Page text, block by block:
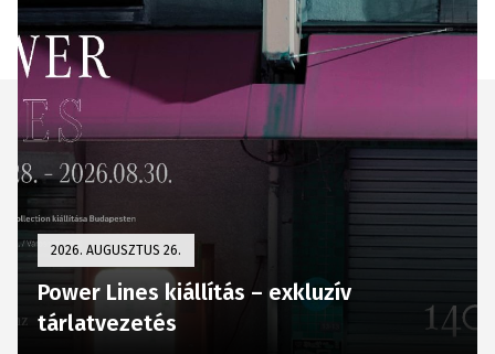
2026. AUGUSZTUS 26.
Power Lines kiállítás – exkluzív
tárlatvezetés